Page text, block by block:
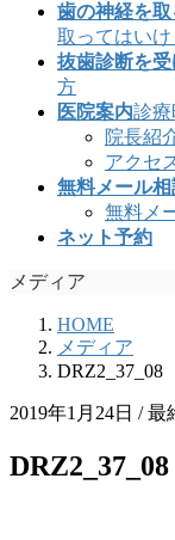
歯の神経を
取ってはいけ
抜歯診断を
方
医院案内診療
院長紹
アクセ
無料メール相
無料メ
ネット予約
メディア
HOME
メディア
DRZ2_37_08
2019年1月24日 / 最
DRZ2_37_08